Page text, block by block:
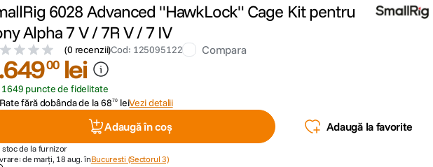
6028 Advanced "HawkLock" Cage Kit pentru
Alpha 7 V / 7R V / 7 IV
(0 recenzii)Cod: 125095122 Compara
64900 lei
1649 puncte de fidelitate
Rate fără dobânda de la6870 leiVezi detalii
Adaugă în coș Adaugă la favorite
stoc de la furnizor
de marți, 18 aug. înBucuresti (Sectorul 3)